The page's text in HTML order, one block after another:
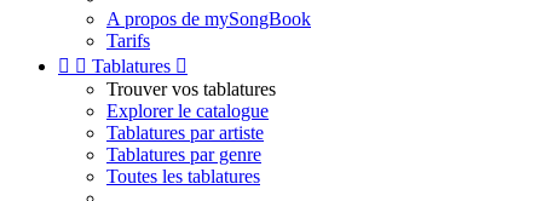
A propos de mySongBook
Tarifs
  Tablatures 
Trouver vos tablatures
Explorer le catalogue
Tablatures par artiste
Tablatures par genre
Toutes les tablatures